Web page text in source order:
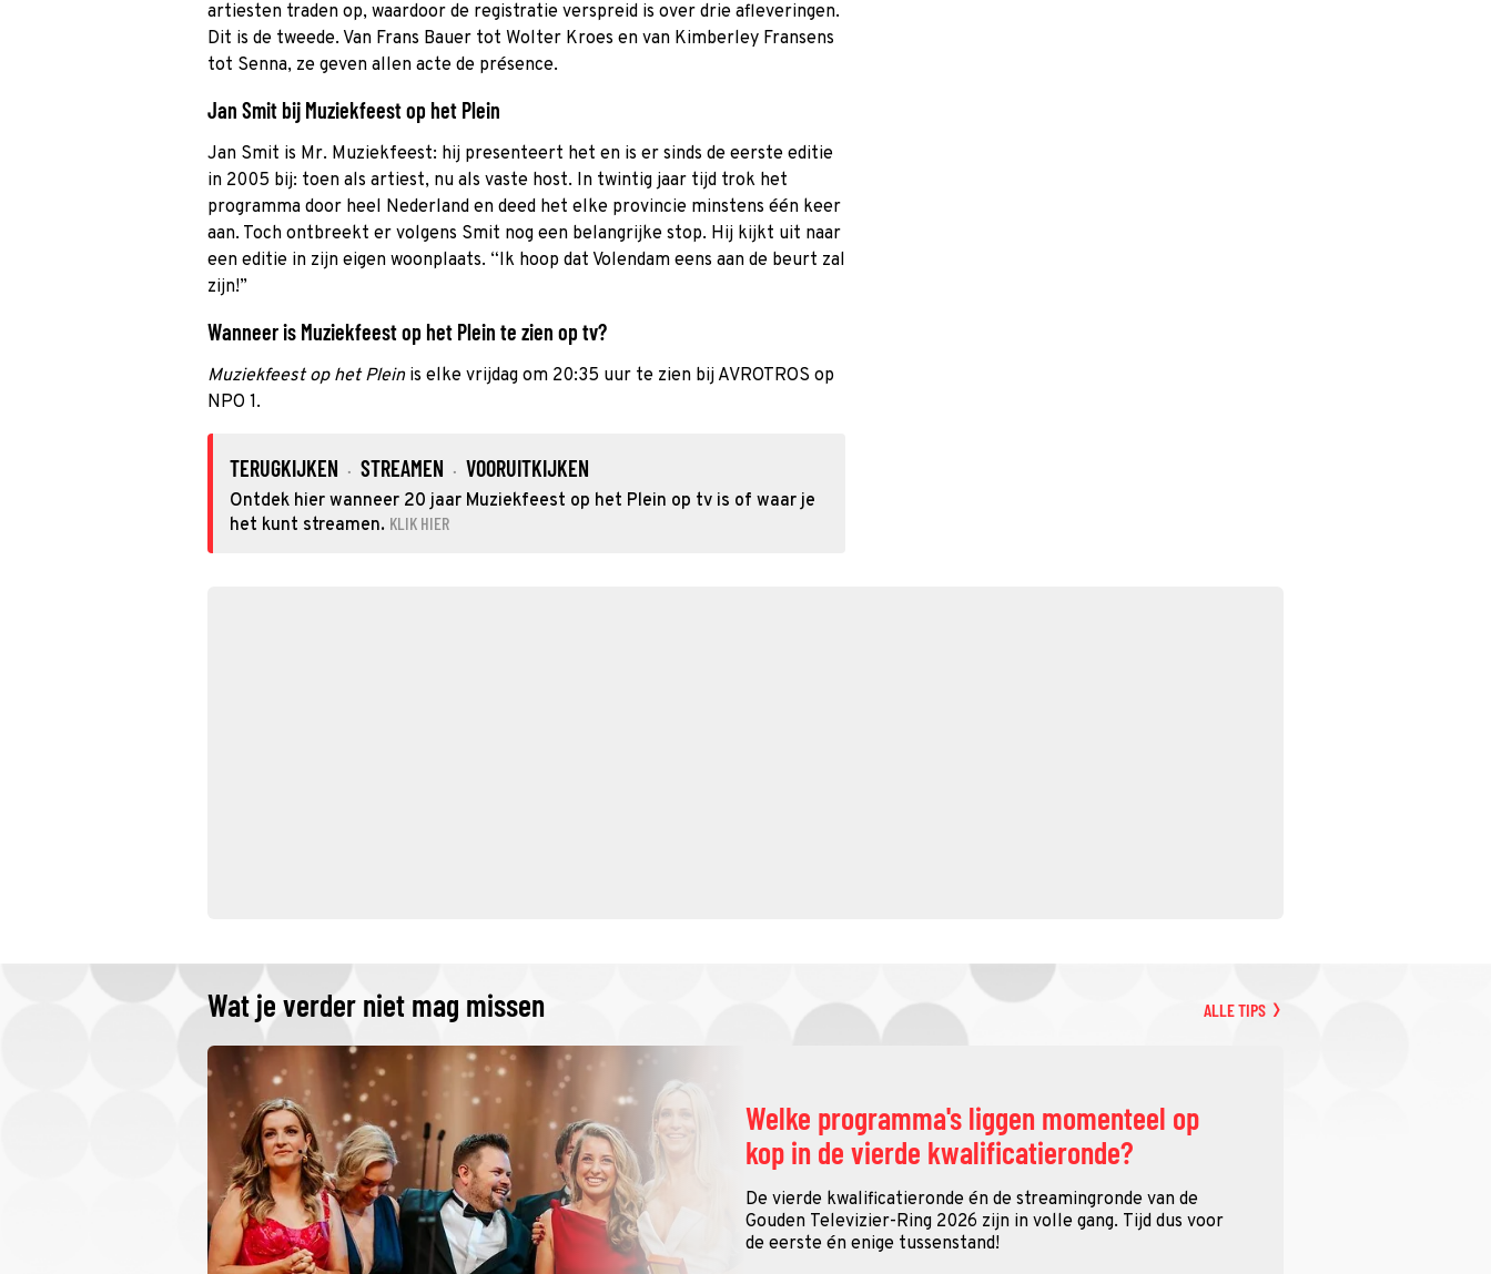
artiesten traden op, waardoor de registratie verspreid is over drie afleveringen.
Dit is de tweede. Van Frans Bauer tot Wolter Kroes en van Kimberley Fransens
tot Senna, ze geven allen acte de présence.
Jan Smit bij Muziekfeest op het Plein
Jan Smit is Mr. Muziekfeest: hij presenteert het en is er sinds de eerste editie
in 2005 bij: toen als artiest, nu als vaste host. In twintig jaar tijd trok het
programma door heel Nederland en deed het elke provincie minstens één keer
aan. Toch ontbreekt er volgens Smit nog een belangrijke stop. Hij kijkt uit naar
een editie in zijn eigen woonplaats. “Ik hoop dat Volendam eens aan de beurt zal
zijn!”
Wanneer is Muziekfeest op het Plein te zien op tv?
Muziekfeest op het Pleinis elke vrijdag om 20:35 uur te zien bij AVROTROS op
NPO 1.
TERUGKIJKEN · STREAMEN · VOORUITKIJKEN
Ontdek hier wanneer 20 jaar Muziekfeest op het Plein op tv is of waar je
het kunt streamen. KLIK HIER
Wat je verder niet mag missen ALLE TIPS
Welke programma's liggen momenteel op
kop in de vierde kwalificatieronde?
De vierde kwalificatieronde én de streamingronde van de
Gouden Televizier-Ring 2026 zijn in volle gang. Tijd dus voor
de eerste én enige tussenstand!